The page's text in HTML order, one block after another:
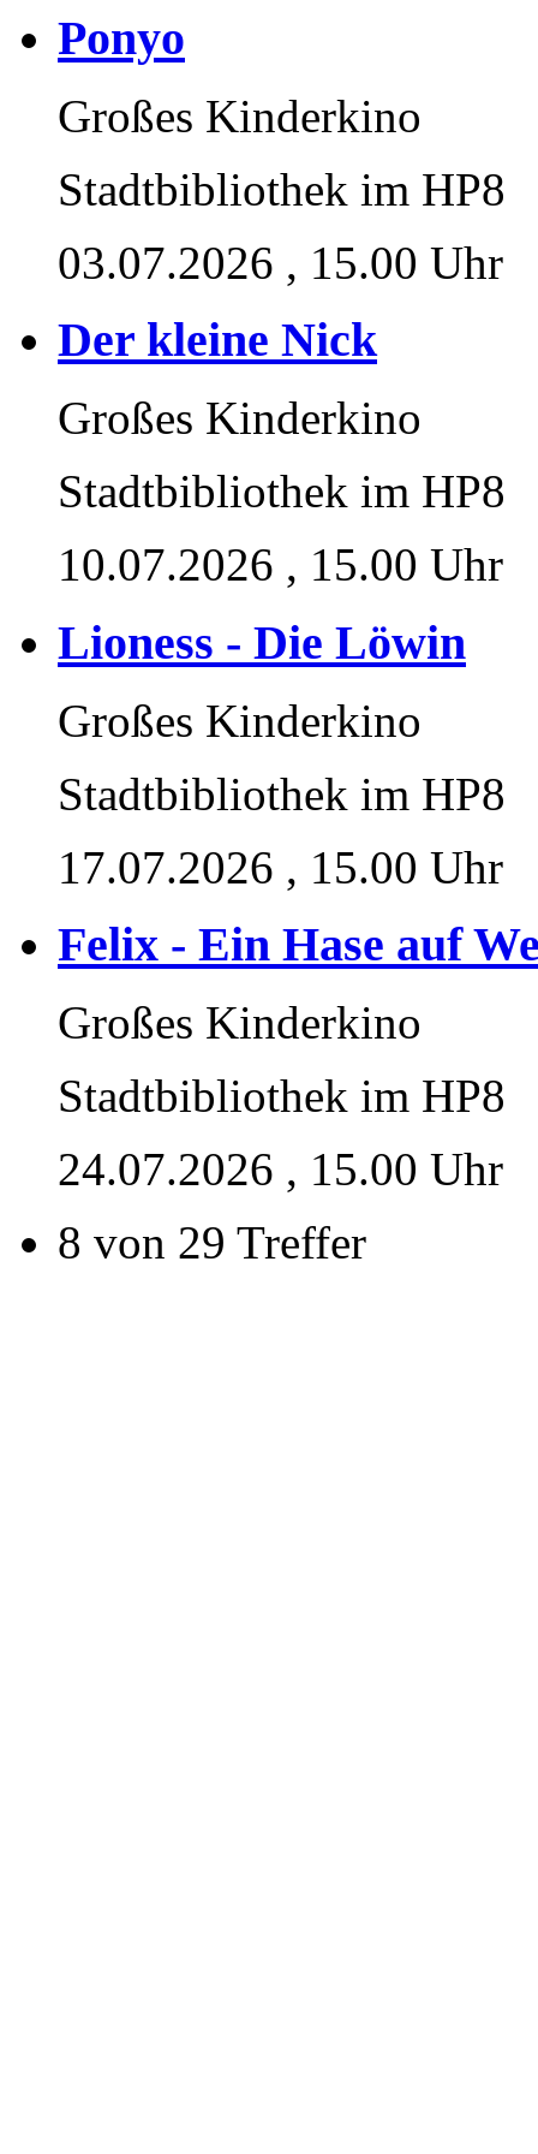
Ponyo
Großes Kinderkino
Stadtbibliothek im HP8
03.07.2026 , 15.00 Uhr
Der kleine Nick
Großes Kinderkino
Stadtbibliothek im HP8
10.07.2026 , 15.00 Uhr
Lioness - Die Löwin
Großes Kinderkino
Stadtbibliothek im HP8
17.07.2026 , 15.00 Uhr
Felix - Ein Hase auf
Großes Kinderkino
Stadtbibliothek im HP8
24.07.2026 , 15.00 Uhr
8 von 29 Treffer